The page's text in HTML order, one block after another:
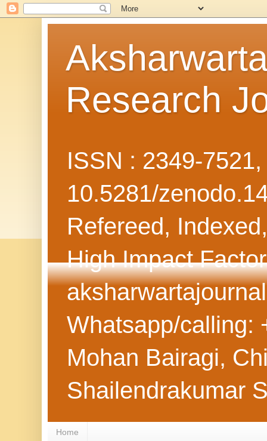
Research
ISSN : 2349-
10.5281/
Refereed,
High Impact
Whatsapp/calling:
Mohan Bairagi,
Shailendrakumar
Home